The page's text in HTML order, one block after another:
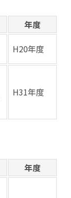
年度
H20年度
H31年度
年度